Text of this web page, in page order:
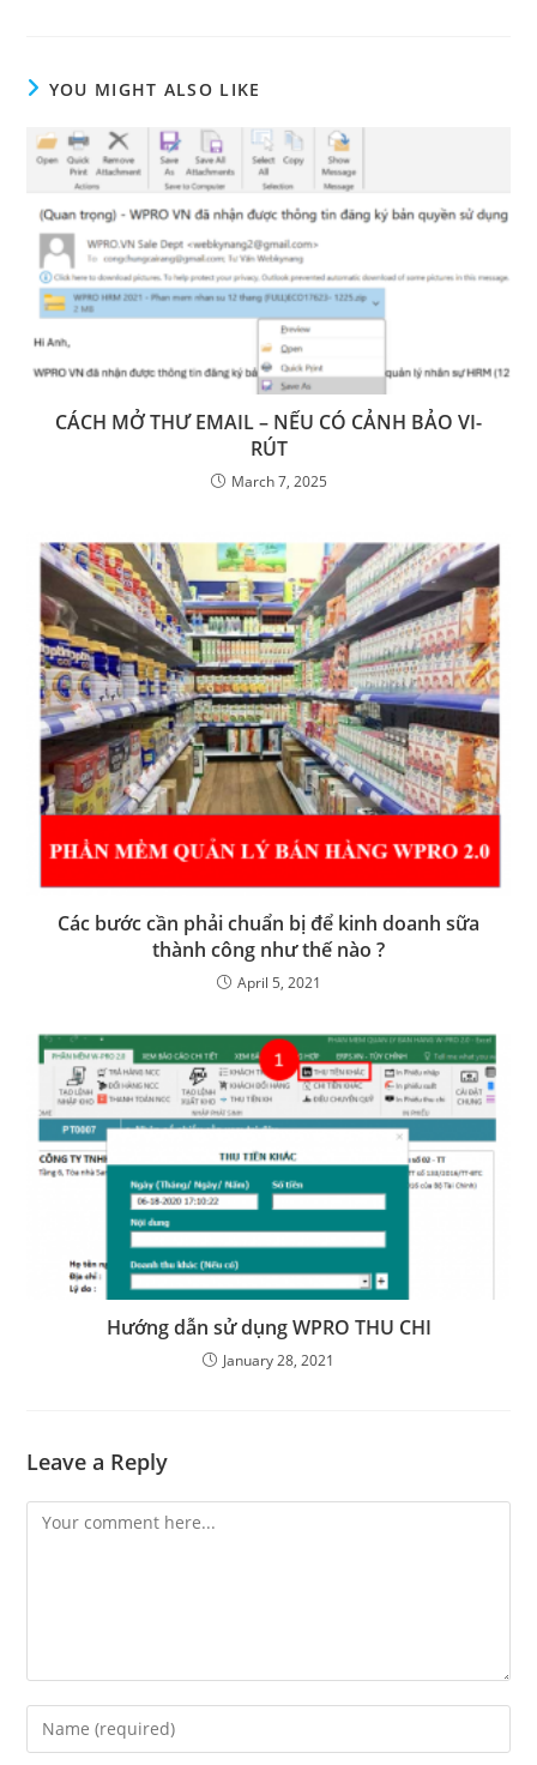
YOU MIGHT ALSO LIKE
CÁCH MỞ THƯ EMAIL – NẾU CÓ CẢNH BẢO VI-
RÚT
March 7, 2025
Các bước cần phải chuẩn bị để kinh doanh sữa
thành công như thế nào ?
April 5, 2021
Hướng dẫn sử dụng WPRO THU CHI
January 28, 2021
Leave a Reply
Comment
Enter
your